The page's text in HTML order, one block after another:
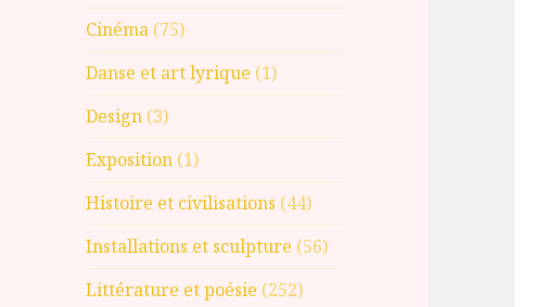
Cinéma (75)
Danse et art lyrique (1)
Design (3)
Exposition (1)
Histoire et civilisations (44)
Installations et sculpture (56)
Littérature et poésie (252)